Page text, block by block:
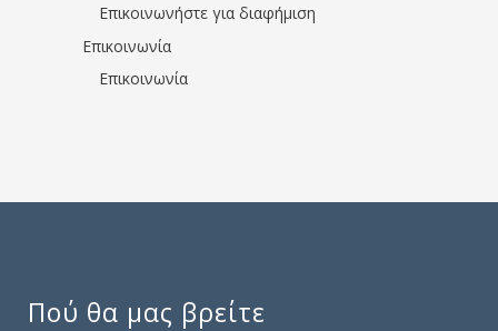
Επικοινωνήστε για διαφήμιση
Επικοινωνία
Επικοινωνία
Πού θα μας βρείτε